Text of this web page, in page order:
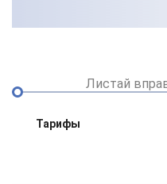
Листай
Тарифы